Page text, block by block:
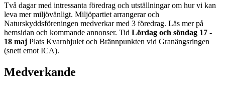
Två dagar med intressanta föredrag och utställningar om hur vi kan
leva mer miljövänligt. Miljöpartiet arrangerar och
Naturskyddsföreningen medverkar med 3 föredrag. Läs mer på
hemsidan och kommande annonser. Tid Lördag och söndag 17 -
18 maj Plats Kvarnhjulet och Brännpunkten vid Granängsringen
(snett emot ICA).
Medverkande